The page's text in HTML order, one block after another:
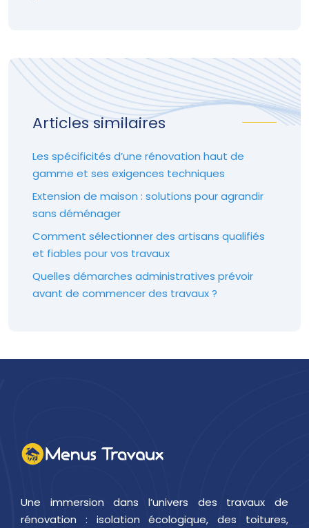
Articles similaires
Les spécificités d’une rénovation haut de
gamme et ses exigences techniques
Extension de maison : solutions pour agrandir
sans déménager
Comment sélectionner des artisans qualifiés
et fiables pour vos travaux
Quelles démarches administratives prévoir
avant de commencer des travaux ?
Une immersion dans l’univers des travaux de
rénovation : isolation écologique, des toitures,